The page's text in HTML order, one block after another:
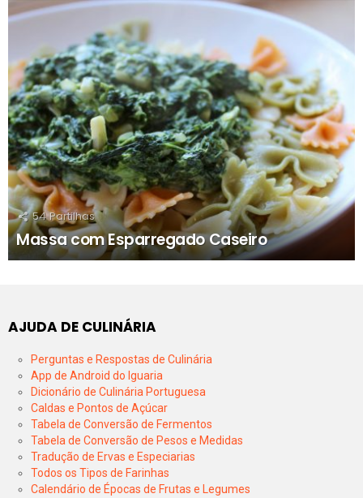
54 Partilhas
Massa com Esparregado Caseiro
AJUDA DE CULINÁRIA
Perguntas e Respostas de Culinária
App de Android do Iguaria
Dicionário de Culinária Portuguesa
Caldas e Pontos de Açúcar
Tabela de Conversão de Fermentos
Tabela de Conversão de Pesos e Medidas
Tradução de Ervas e Especiarias
Todos os Tipos de Farinhas
Calendário de Épocas de Frutas e Legumes